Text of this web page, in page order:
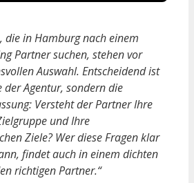
die in Hamburg nach einem
Partner suchen, stehen vor
Auswahl. Entscheidend ist
der Agentur, sondern die
Versteht der Partner Ihre
und Ihre
Ziele? Wer diese Fragen klar
findet auch in einem dichten
richtigen Partner.“